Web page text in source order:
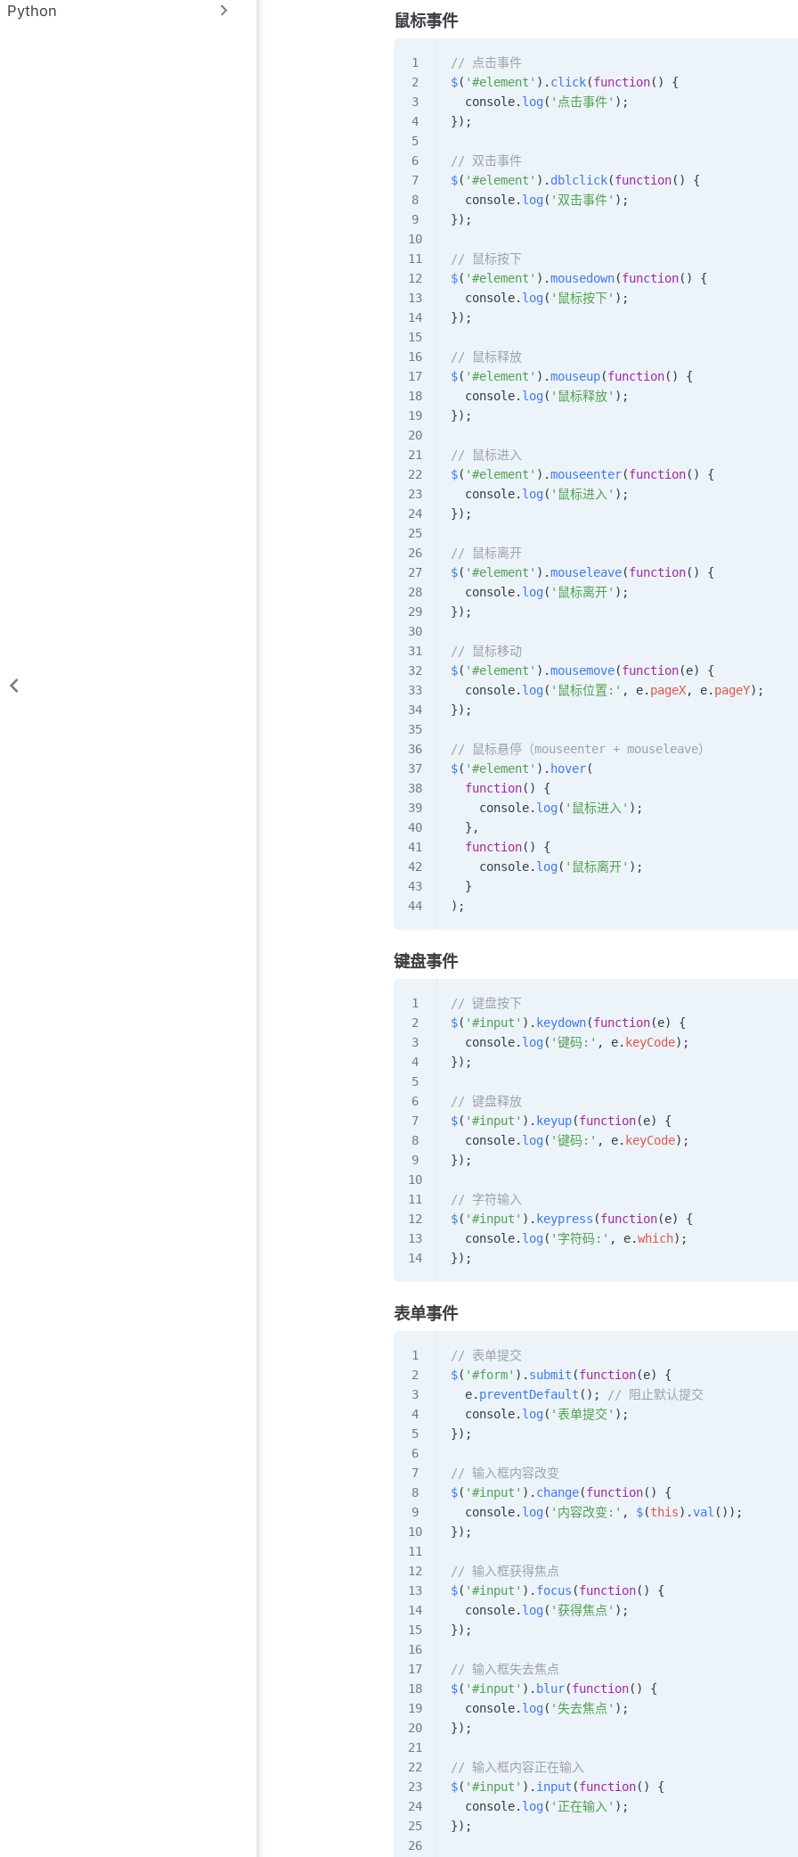
Python 鼠标事件
// 点击事件
$( '#element' ). click(function() {
  console
. log ( '点击事件' );
});
// 双击事件
$( '#element' ). dblclick(function() {
  console
. log ( '双击事件' );
});
// 鼠标按下
$( '#element' ).mousedown(function() {
  console
. log ( '鼠标按下' );
});
// 鼠标释放
$( '#element' ).mouseup(function() {
  console
. log ( '鼠标释放' );
});
// 鼠标进入
$( '#element' ).mouseenter(function() {
  console
. log ( '鼠标进入' );
});
// 鼠标离开
$( '#element' ).mouseleave(function() {
  console
. log ( '鼠标离开' );
});
// 鼠标移动
$( '#element' ).mousemove(function(e) {
  console
. log ( '鼠标位置:' , e. pageX, e. pageY);
});
// 鼠标悬停（mouseenter + mouseleave）
$( '#element' ). hover(
  function
() {
    console
. log ( '鼠标进入' );
  },
  function
() {
    console
. log ( '鼠标离开' );
  }
);
键盘事件
// 键盘按下
$( '#input' ). keydown(function(e) {
  console
. log ( '键码:' , e. keyCode);
});
// 键盘释放
$( '#input' ). keyup(function(e) {
  console
. log ( '键码:' , e. keyCode);
});
// 字符输入
$( '#input' ). keypress (function(e) {
  console
. log ( '字符码:' , e.which);
});
表单事件
// 表单提交
$( '#form' ). submit (function(e) {
  e
. preventDefault ();
// 阻止默认提交
  console
. log ( '表单提交' );
});
// 输入框内容改变
$( '#input' ). change(function() {
  console
. log ( '内容改变:' , $(this).val ());
});
// 输入框获得焦点
$( '#input' ). focus (function() {
  console
. log ( '获得焦点' );
});
// 输入框失去焦点
$( '#input' ). blur(function() {
  console
. log ( '失去焦点' );
});
// 输入框内容正在输入
$( '#input' ). input (function() {
  console
. log ( '正在输入' );
});